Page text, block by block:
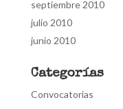
septiembre 2010
julio 2010
junio 2010
Categorías
Convocatorias